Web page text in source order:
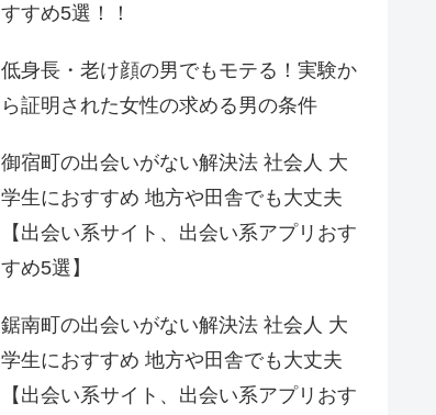
すすめ5選！！
低身長・老け顔の男でもモテる！実験か
ら証明された女性の求める男の条件
御宿町の出会いがない解決法 社会人 大
学生におすすめ 地方や田舎でも大丈夫
【出会い系サイト、出会い系アプリおす
すめ5選】
鋸南町の出会いがない解決法 社会人 大
学生におすすめ 地方や田舎でも大丈夫
【出会い系サイト、出会い系アプリおす